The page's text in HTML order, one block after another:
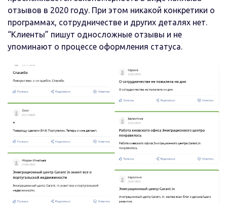
отзывов в 2020 году. При этом никакой конкретики о
программах, сотрудничестве и других деталях нет.
“Клиенты” пишут односложные отзывы и не
упоминают о процессе оформления статуса.